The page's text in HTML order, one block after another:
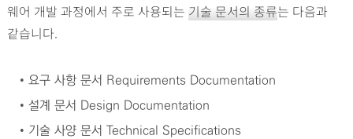
웨어 개발 과정에서 주로 사용되는 기술 문서의 종류는 다음과
같습니다.
• 요구 사항 문서 Requirements Documentation
• 설계 문서 Design Documentation
• 기술 사양 문서 Technical Specifications